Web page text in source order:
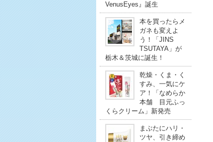
VenusEyes』誕生
本を買ったらメ
ガネも変えよ
う！「JINS
TSUTAYA」が
栃木＆茨城に誕生！
乾燥・くま・く
すみ、一気にケ
ア！「なめらか
本舗 目元ふっ
くらクリーム」新発売
まぶたにハリ・
ツヤ、引き締め